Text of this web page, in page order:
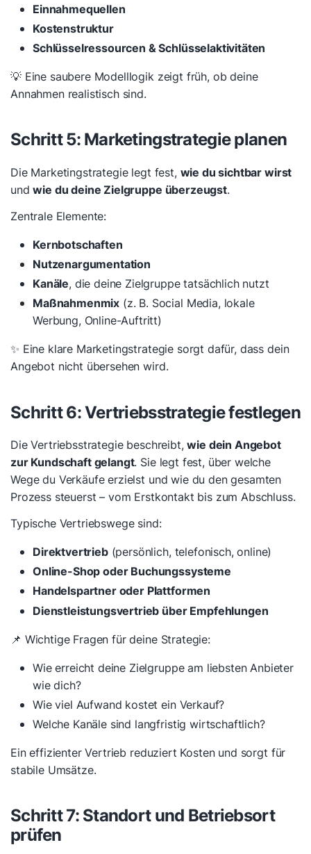
Einnahmequellen
Kostenstruktur
Schlüsselressourcen & Schlüsselaktivitäten
💡 Eine saubere Modelllogik zeigt früh, ob deine
Annahmen realistisch sind.
Schritt 5: Marketingstrategie planen
Die Marketingstrategie legt fest, wie du sichtbar wirst
undwie du deine Zielgruppe überzeugst.
Zentrale Elemente:
Kernbotschaften
Nutzenargumentation
Kanäle, die deine Zielgruppe tatsächlich nutzt
Maßnahmenmix (z. B. Social Media, lokale
Werbung, Online-Auftritt)
✨ Eine klare Marketingstrategie sorgt dafür, dass dein
Angebot nicht übersehen wird.
Schritt 6: Vertriebsstrategie festlegen
Die Vertriebsstrategie beschreibt,wie dein Angebot
zur Kundschaft gelangt. Sie legt fest, über welche
Wege du Verkäufe erzielst und wie du den gesamten
Prozess steuerst – vom Erstkontakt bis zum Abschluss.
Typische Vertriebswege sind:
Direktvertrieb(persönlich, telefonisch, online)
Online-Shop oder Buchungssysteme
Handelspartner oder Plattformen
Dienstleistungsvertrieb über Empfehlungen
📌 Wichtige Fragen für deine Strategie:
Wie erreicht deine Zielgruppe am liebsten Anbieter
wie dich?
Wie viel Aufwand kostet ein Verkauf?
Welche Kanäle sind langfristig wirtschaftlich?
Ein effizienter Vertrieb reduziert Kosten und sorgt für
stabile Umsätze.
Schritt 7: Standort und Betriebsort
prüfen